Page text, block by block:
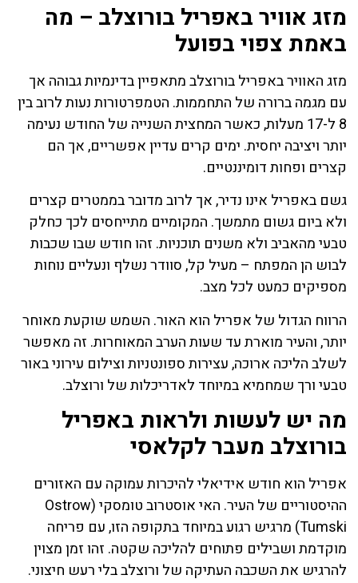
מזג אוויר באפריל בורוצלב – מה
באמת צפוי בפועל
מזג האוויר באפריל בורוצלב מתאפיין בדינמיות גבוהה אך
עם מגמה ברורה של התחממות. הטמפרטורות נעות לרוב בין
8 ל-17 מעלות, כאשר המחצית השנייה של החודש נעימה
יותר ויציבה יחסית. ימים קרים עדיין אפשריים, אך הם
קצרים ופחות דומיננטיים.
גשם באפריל אינו נדיר, אך לרוב מדובר בממטרים קצרים
ולא ביום גשום מתמשך. המקומיים מתייחסים לכך כחלק
טבעי מהאביב ולא משנים תוכניות. זהו חודש שבו שכבות
לבוש הן המפתח – מעיל קל, סוודר נשלף ונעליים נוחות
מספיקים כמעט לכל מצב.
הרווח הגדול של אפריל הוא האור. השמש שוקעת מאוחר
יותר, והעיר מוארת עד שעות הערב המאוחרות. זה מאפשר
לשלב הליכה ארוכה, עצירות ספונטניות וצילום עירוני באור
טבעי ורך שמחמיא במיוחד לאדריכלות של ורוצלב.
מה יש לעשות ולראות באפריל
בורוצלב מעבר לקלאסי
אפריל הוא חודש אידיאלי להיכרות עמוקה עם האזורים
ההיסטוריים של העיר. האי אוסטרוב טומסקי (Ostrow
Tumski) מרגיש רגוע במיוחד בתקופה הזו, עם פריחה
מוקדמת ושבילים פתוחים להליכה שקטה. זהו זמן מצוין
להרגיש את השכבה העתיקה של ורוצלב בלי רעש חיצוני.